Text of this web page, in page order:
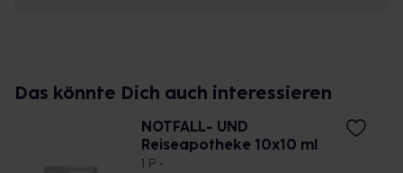
Das könnte Dich auch interessieren
NOTFALL- UND
Reiseapotheke 10x10 ml
1 P •